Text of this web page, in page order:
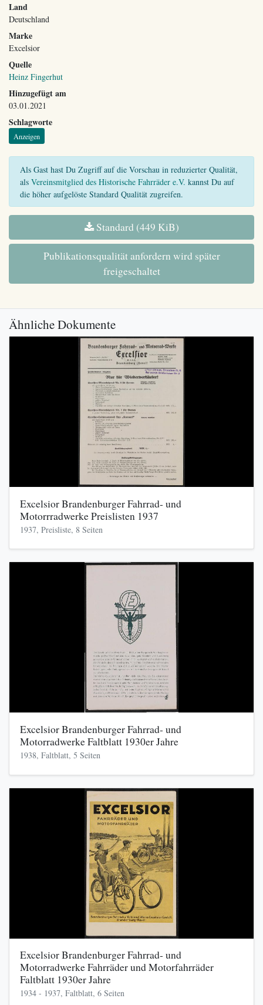
Land
Deutschland
Marke
Excelsior
Quelle
Heinz Fingerhut
Hinzugefügt am
03.01.2021
Schlagworte
Anzeigen
Als Gast hast Du Zugriff auf die Vorschau in reduzierter Qualität,
als Vereinsmitglied des Historische Fahrräder e.V. kannst Du auf
die höher aufgelöste Standard Qualität zugreifen.
Standard (449 KiB)
Publikationsqualität anfordern wird später
freigeschaltet
Ähnliche Dokumente
Excelsior Brandenburger Fahrrad- und
Motorrradwerke Preislisten 1937
1937, Preisliste, 8 Seiten
Excelsior Brandenburger Fahrrad- und
Motorradwerke Faltblatt 1930er Jahre
1938, Faltblatt, 5 Seiten
Excelsior Brandenburger Fahrrad- und
Motorradwerke Fahrräder und Motorfahrräder
Faltblatt 1930er Jahre
1934 - 1937, Faltblatt, 6 Seiten